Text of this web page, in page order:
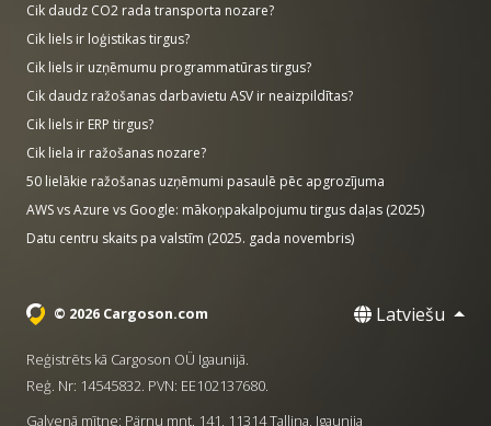
Cik daudz CO2 rada transporta nozare?
Cik liels ir loģistikas tirgus?
Cik liels ir uzņēmumu programmatūras tirgus?
Cik daudz ražošanas darbavietu ASV ir neaizpildītas?
Cik liels ir ERP tirgus?
Cik liela ir ražošanas nozare?
50 lielākie ražošanas uzņēmumi pasaulē pēc apgrozījuma
AWS vs Azure vs Google: mākoņpakalpojumu tirgus daļas (2025)
Datu centru skaits pa valstīm (2025. gada novembris)
© 2026 Cargoson.com Latviešu
Reģistrēts kā Cargoson OÜ Igaunijā.
Reģ. Nr: 14545832. PVN: EE102137680.
Galvenā mītne: Pärnu mnt. 141, 11314 Tallina, Igaunija